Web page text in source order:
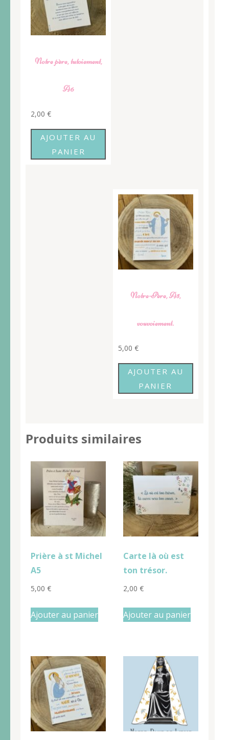
Notre père, tutoiement,
A6
2,00 €
AJOUTER AU
PANIER
Notre-Père, A5,
vouvoiement.
5,00 €
AJOUTER AU
PANIER
Produits similaires
Prière à st Michel
A5
5,00 €
Ajouter au panier
Carte là où est
ton trésor.
2,00 €
Ajouter au panier